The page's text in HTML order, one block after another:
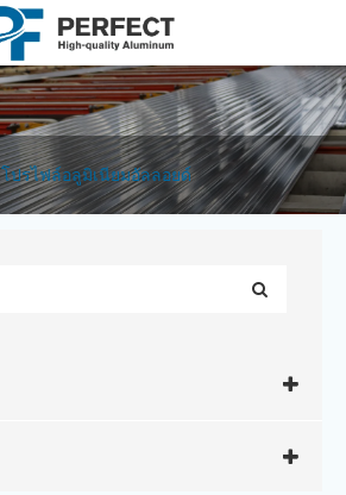
โปรไฟล์อลูมิเนียมอัลลอยด์